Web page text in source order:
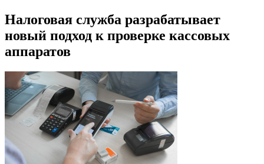
Налоговая служба разрабатывает
новый подход к проверке кассовых
аппаратов